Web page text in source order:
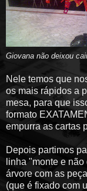
Giovana não deixou
Nele temos que
os mais rápidos a
mesa, para que
formato
empurra as cartas
Depois partimos
linha "monte e
árvore com as
(que é fixado com